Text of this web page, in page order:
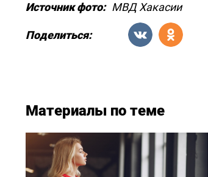
Источник фото: МВД Хакасии
Поделиться:
Материалы по теме